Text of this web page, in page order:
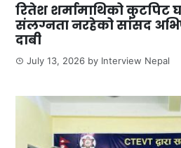
रितेश शर्मामाथिको कुटपिट
संलग्नता नरहेको सांसद
दाबी
July 13, 2026 by Interview Nepal